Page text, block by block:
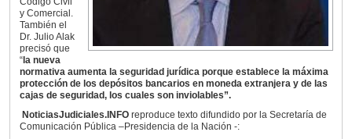
y Comercial.
También el
Dr. Julio Alak
precisó que
“ la nueva
normativa aumenta la seguridad jurídica porque establece la máxima
protección de los depósitos bancarios en moneda extranjera y de las
cajas de seguridad, los cuales son inviolables”.
NoticiasJudiciales.INFO reproduce texto difundido por la Secretaría de
Comunicación Pública –Presidencia de la Nación -: